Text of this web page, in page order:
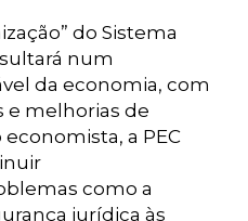
do Sistema
num
da economia, com
e melhorias de
a PEC
como a
jurídica às